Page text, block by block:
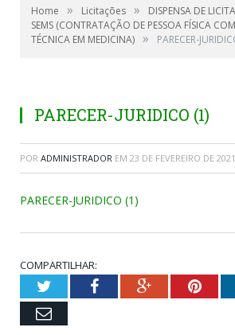
Home » Licitações »
DISPENSA DE
SEMS (CONTRATAÇÃO DE PESSOA FÍSICA
TÉCNICA EM MEDICINA) » PARECER-
PARECER-JURIDICO (1)
POR ADMINISTRADOR EM 23 DE FEVEREIRO DE 2021
PARECER-JURIDICO (1)
COMPARTILHAR:
TwitterFacebookGoogle+
Email